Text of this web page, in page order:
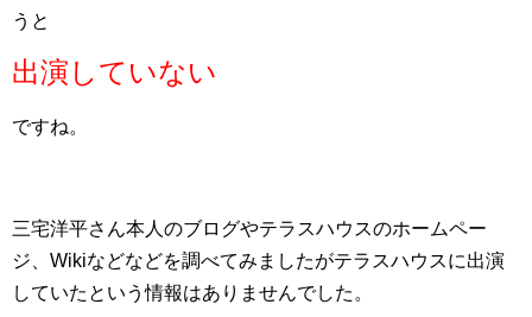
うと
出演していない
ですね。
三宅洋平さん本人のブログやテラスハウスのホームペー
ジ、Wikiなどなどを調べてみましたがテラスハウスに出演
していたという情報はありませんでした。